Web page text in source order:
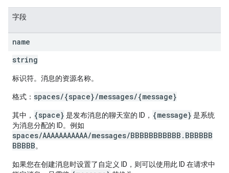
字段
name
string
标识符。消息的资源名称。
格式： spaces/{space}/messages/{message}
其中， {space} 是发布消息的聊天室的 ID， {message} 是系统
为消息分配的 ID。例如
spaces/AAAAAAAAAAA/messages/BBBBBBBBBBB.BBBBBB
BBBBB。
如果您在创建消息时设置了自定义 ID，则可以使用此 ID 在请求中